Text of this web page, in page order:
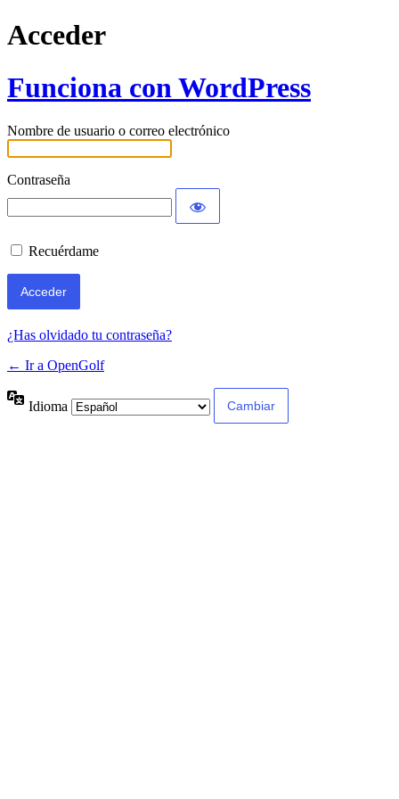
Acceder
Funciona con WordPress
Nombre de usuario o correo electrónico
Contraseña
Recuérdame
¿Has olvidado tu contraseña?
← Ir a OpenGolf
Idioma